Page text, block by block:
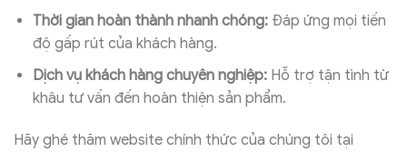
Thời gian hoàn thành nhanh chóng:Đáp ứng mọi tiến
độ gấp rút của khách hàng.
Dịch vụ khách hàng chuyên nghiệp:Hỗ trợ tận tình từ
khâu tư vấn đến hoàn thiện sản phẩm.
Hãy ghé thăm website chính thức của chúng tôi tại